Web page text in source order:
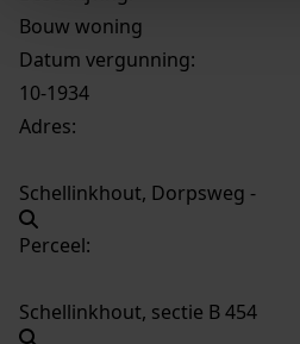
Bouw woning
Datum vergunning:
10-1934
Adres:
Schellinkhout, Dorpsweg -
Perceel:
Schellinkhout, sectie B 454